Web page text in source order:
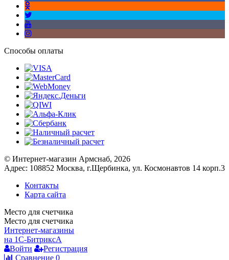
Способы оплаты
© Интернет-магазин Армснаб, 2026
Адрес: 108852 Москва, г.Щербинка, ул. Космонавтов 14 корп.3
Контакты
Карта сайта
Место для счетчика
Место для счетчика
Интернет-магазины
на 1С-БитриксA
Войти
Регистрация
Сравнение 0